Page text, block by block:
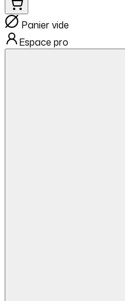
Panier vide
Espace pro